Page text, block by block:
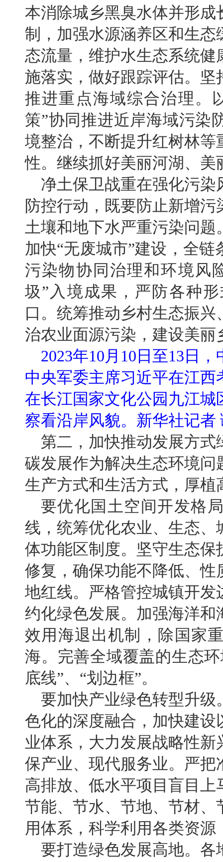
本消除城乡黑臭水体并形
制，加强水源涵养区和生
态流量，维护水生态系统
施落实，做好跟踪评估。
推进重点海域综合治理。
策”协同推进近岸海域污染
境整治，不断提升红树林
性。继续抓好美丽河湖、美
净土保卫战重在强化污
防控行动，既要防止新增
土壤和地下水严重污染问
加快“无废城市”建设，全
污染物协同治理和环境风
圾”入境成果，严防各种
口。统筹推动乡村生态振
治农业面源污染，建设美丽
2023年10月10日至13日
中央军委主席习近平在江
在长江国家文化公园九江
察看沿岸风貌。新华社记者
第二，加快推动发展方
碳发展作为解决生态环境
生产方式和生活方式，厚
要优化国土空间开发格
线，统筹优化农业、生态
体功能区制度。坚守生态
修复，确保功能不降低、性
地红线。严格管控城镇开
约化绿色发展。加强海洋
效用海退出机制，除国家
海。完善全域覆盖的生态
底线”、“划边框”。
要加快产业绿色转型升
色化的深度融合，加快建
业体系，大力发展战略性
保产业、现代服务业。严
高排放、低水平项目盲目
节能、节水、节地、节材
用体系，科学利用各类资
要打造绿色发展高地。